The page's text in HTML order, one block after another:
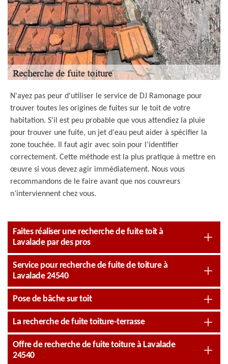
N'ayez pas peur d'utiliser le service de DJ Ramonage pour
trouver toutes les origines de fuites sur le toit de votre
habitation. S'il est peu probable que vous attendiez la pluie
pour trouver une fuite, un jet d'eau peut aider à spécifier la
zone touchée. Il faut agir avec soin pour l’identifier
correctement. Cette méthode est la plus pratique à mettre en
œuvre si vous devez agir immédiatement. Nous vous
recommandons de le faire avant que nos couvreurs
n’interviennent chez vous.
Faites réaliser une recherche de fuite toit à
Lavalade par des pros
Service pour recherche de fuite de toiture à
Lavalade 24540
Pose de bâche sur toit
La recherche de fuite toiture-terrasse
Offre de recherche de fuite toiture à Lavalade
24540